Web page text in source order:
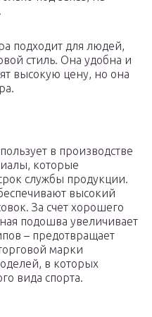
подходит для людей,
стиль. Она удобна и
высокую цену, но она
в производстве
которые
службы продукции.
высокий
За счет хорошего
подошва увеличивает
– предотвращает
марки
в которых
вида спорта.